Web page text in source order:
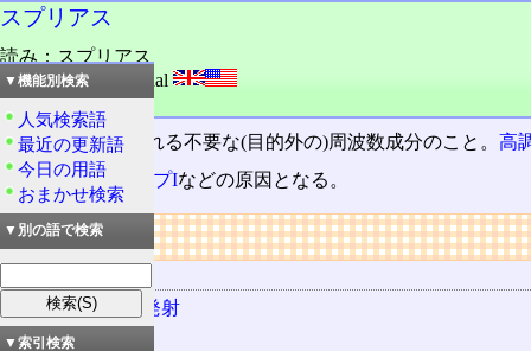
スプリアス
読み：スプリアス
外語：spurious signal
品詞：名詞
発射電波に含まれる不要な(目的外の)周波数成分のこと。高
TVIやBCI、 アンプIなどの原因となる。
リンク
スプリアス発射
電波の質
▼機能別検索
人気検索語
最近の更新語
今日の用語
おまかせ検索
▼別の語で検索
▼索引検索